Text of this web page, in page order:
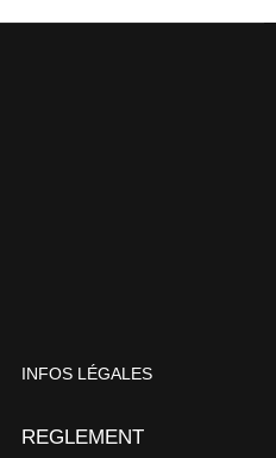
INFOS LÉGALES
REGLEMENT